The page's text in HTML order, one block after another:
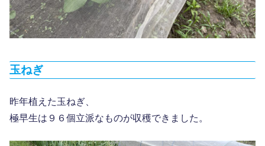
玉ねぎ
昨年植えた玉ねぎ、
極早生は９６個立派なものが収穫できました。